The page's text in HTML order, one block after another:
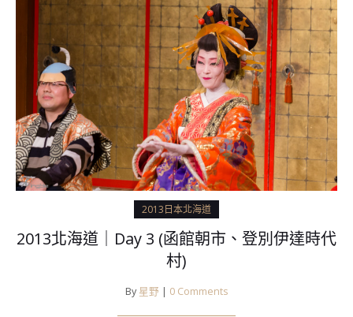
2013日本北海道
2013北海道｜Day 3 (函館朝市、登別伊達時代
村)
By 星野 | 0 Comments